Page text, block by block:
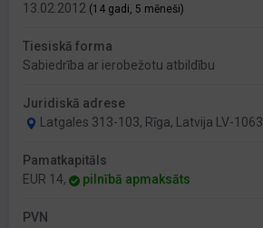
13.02.2012 (14 gadi, 5 mēneši)
Tiesiskā forma
Sabiedrība ar ierobežotu atbildību
Juridiskā adrese
Latgales 313-103, Rīga, Latvija LV-1063
Pamatkapitāls
EUR 14,
pilnībā apmaksāts
PVN